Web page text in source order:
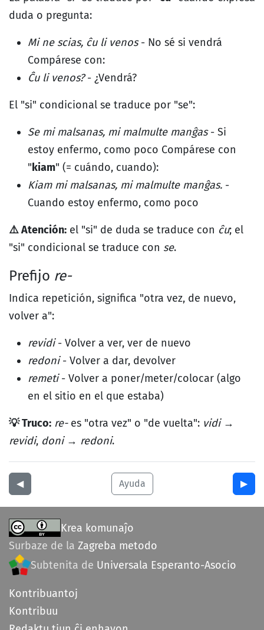
duda o pregunta:
Mi ne scias, ĉu li venos- No sé si vendrá
Compárese con:
Ĉu li venos?- ¿Vendrá?
El "si" condicional se traduce por "se":
Se mi malsanas, mi malmulte manĝas- Si
estoy enfermo, como poco Compárese con
" kiam" (= cuándo, cuando):
Kiam mi malsanas, mi malmulte manĝas. -
Cuando estoy enfermo, como poco
⚠️ Atención: el "si" de duda se traduce con ĉu; el
"si" condicional se traduce con se.
Prefijo re-
Indica repetición, significa "otra vez, de nuevo,
volver a":
revidi- Volver a ver, ver de nuevo
redoni- Volver a dar, devolver
remeti- Volver a poner/meter/colocar (algo
en el sitio en el que estaba)
💡 Truco: re-es "otra vez" o "de vuelta": vidi→
revidi, doni→ redoni.
◀︎ Ayuda ▶︎
Krea komunaĵo
Surbaze de la Zagreba metodo
Subtenita de Universala Esperanto-Asocio
Kontribuantoj
Kontribuu